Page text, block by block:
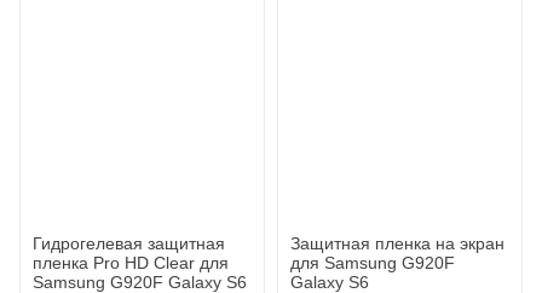
Гидрогелевая защитная
пленка Pro HD Clear для
Samsung G920F Galaxy S6
Защитная пленка на экран
для Samsung G920F
Galaxy S6